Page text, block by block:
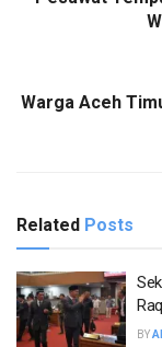
Warga Aceh
Related Posts
BY